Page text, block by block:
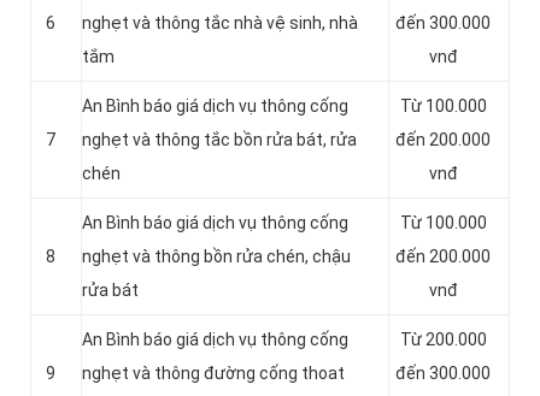
6
nghẹt và thông tắc nhà vệ sinh, nhà
tắm
đến 300.000
vnđ
7
An Bình báo giá dịch vụ thông cống
nghẹt và thông tắc bồn rửa bát, rửa
chén
Từ 100.000
đến 200.000
vnđ
8
An Bình báo giá dịch vụ thông cống
nghẹt và thông bồn rửa chén, chậu
rửa bát
Từ 100.000
đến 200.000
vnđ
9
An Bình báo giá dịch vụ thông cống
nghẹt và thông đường cống thoat
Từ 200.000
đến 300.000